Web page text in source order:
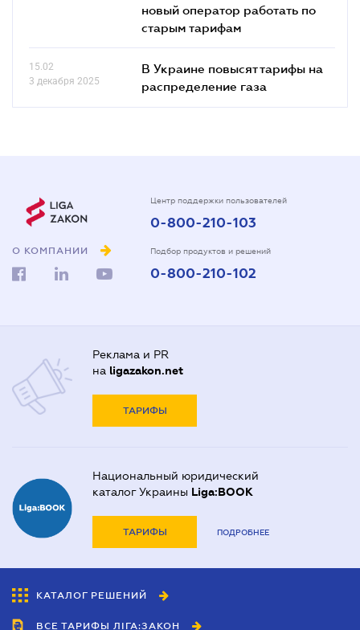
новый оператор работать по
старым тарифам
15.02
3 декабря 2025
В Украине повысят тарифы на
распределение газа
О КОМПАНИИ
Центр поддержки пользователей
0-800-210-103
Подбор продуктов и решений
0-800-210-102
Реклама и PR
на ligazakon.net
ТАРИФЫ
Национальный юридический
каталог Украины Liga:BOOK
ТАРИФЫ ПОДРОБНЕЕ
КАТАЛОГ РЕШЕНИЙ
ВСЕ ТАРИФЫ ЛІГА:ЗАКОН